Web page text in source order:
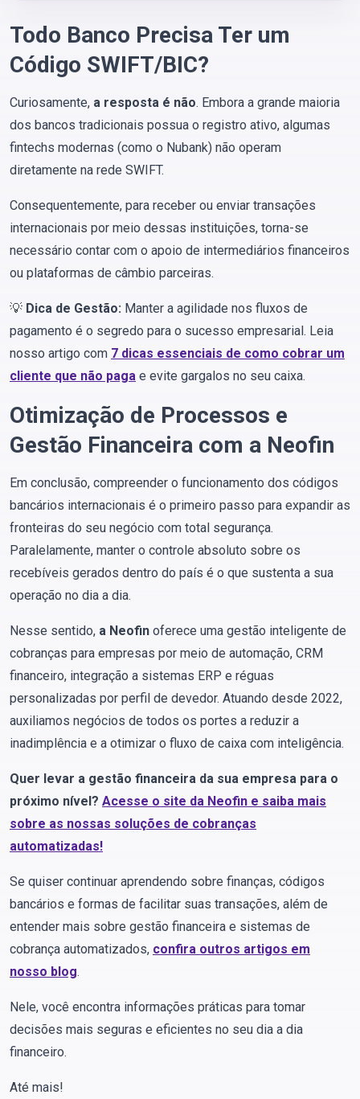
Todo Banco Precisa Ter um
Código SWIFT/BIC?
Curiosamente, a resposta é não. Embora a grande maioria
dos bancos tradicionais possua o registro ativo, algumas
fintechs modernas (como o Nubank) não operam
diretamente na rede SWIFT.
Consequentemente, para receber ou enviar transações
internacionais por meio dessas instituições, torna-se
necessário contar com o apoio de intermediários financeiros
ou plataformas de câmbio parceiras.
💡 Dica de Gestão: Manter a agilidade nos fluxos de
pagamento é o segredo para o sucesso empresarial. Leia
nosso artigo com 7 dicas essenciais de como cobrar um
cliente que não paga e evite gargalos no seu caixa.
Otimização de Processos e
Gestão Financeira com a Neofin
Em conclusão, compreender o funcionamento dos códigos
bancários internacionais é o primeiro passo para expandir as
fronteiras do seu negócio com total segurança.
Paralelamente, manter o controle absoluto sobre os
recebíveis gerados dentro do país é o que sustenta a sua
operação no dia a dia.
Nesse sentido, a Neofin oferece uma gestão inteligente de
cobranças para empresas por meio de automação, CRM
financeiro, integração a sistemas ERP e réguas
personalizadas por perfil de devedor. Atuando desde 2022,
auxiliamos negócios de todos os portes a reduzir a
inadimplência e a otimizar o fluxo de caixa com inteligência.
Quer levar a gestão financeira da sua empresa para o
próximo nível? Acesse o site da Neofin e saiba mais
sobre as nossas soluções de cobranças
automatizadas!
Se quiser continuar aprendendo sobre finanças, códigos
bancários e formas de facilitar suas transações, além de
entender mais sobre gestão financeira e sistemas de
cobrança automatizados, confira outros artigos em
nosso blog.
Nele, você encontra informações práticas para tomar
decisões mais seguras e eficientes no seu dia a dia
financeiro.
Até mais!